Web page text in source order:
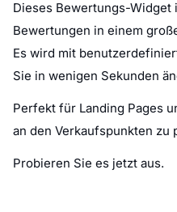
Dieses Bewertungs-Widget
Bewertungen in einem
Es wird mit
Sie in wenigen Sekunden
Perfekt für Landing Pages
an den Verkaufspunkten zu
Probieren Sie es jetzt aus.